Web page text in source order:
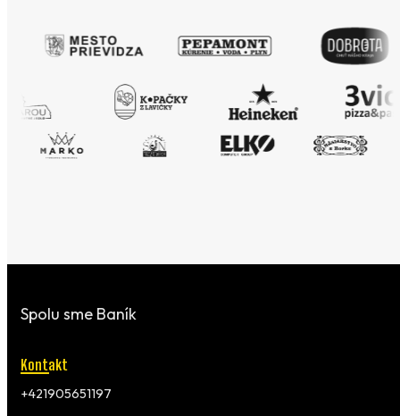
Spolu sme Baník
Kontakt
+421905651197